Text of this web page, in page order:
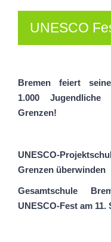
UNESCO
Bremen feiert
1.000 Jugendliche
Grenzen!
UNESCO-
Grenzen überwinden
Gesamtschule
UNESCO-Fest am 11.